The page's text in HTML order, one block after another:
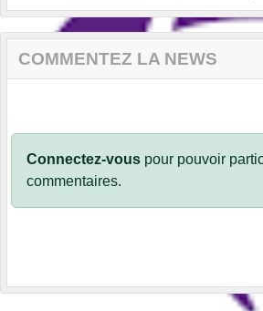
COMMENTEZ LA NEWS
Connectez-vous pour pouvoir
commentaires.